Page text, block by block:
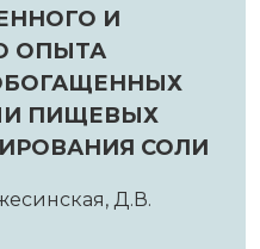
И
ОПЫТА
ПИЩЕВЫХ
СОЛИ
Д.В.